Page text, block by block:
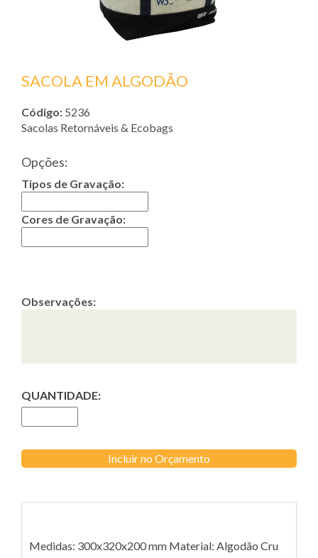
SACOLA EM ALGODÃO
Código: 5236
Sacolas Retornáveis & Ecobags
Opções:
Tipos de Gravação:
Cores de Gravação:
Observações:
QUANTIDADE:
Incluir no Orçamento
Medidas: 300x320x200 mm Material: Algodão Cru